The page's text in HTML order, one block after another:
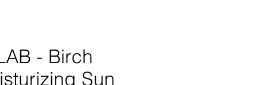
- Birch
Sun